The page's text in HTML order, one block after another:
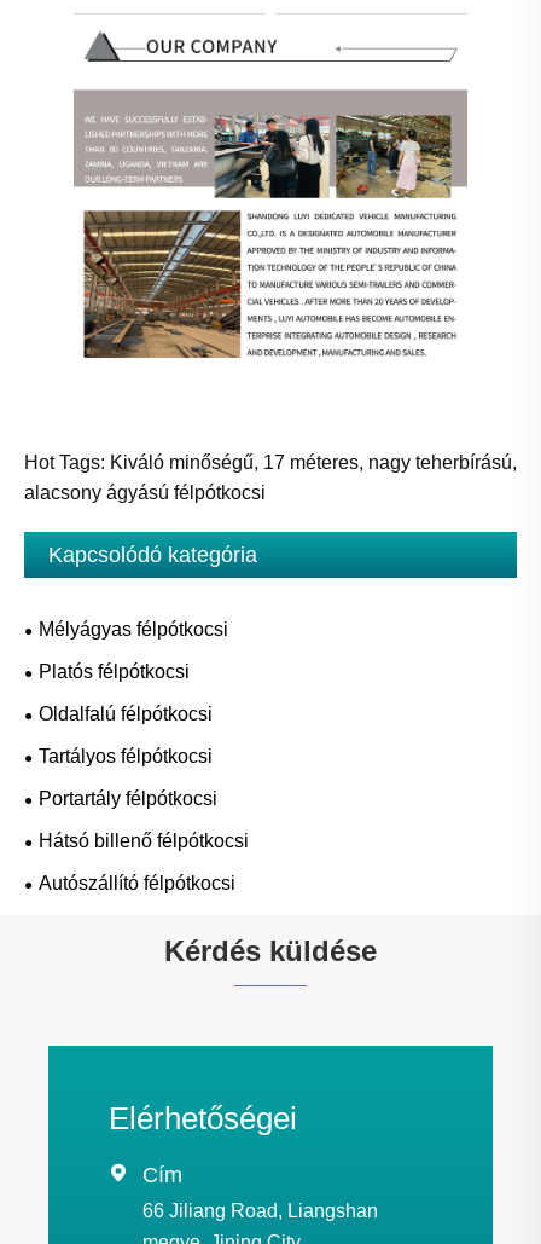
Hot Tags: Kiváló minőségű, 17 méteres, nagy teherbírású,
alacsony ágyású félpótkocsi
Kapcsolódó kategória
Mélyágyas félpótkocsi
Platós félpótkocsi
Oldalfalú félpótkocsi
Tartályos félpótkocsi
Portartály félpótkocsi
Hátsó billenő félpótkocsi
Autószállító félpótkocsi
Kérdés küldése
Elérhetőségei
 Cím
66 Jiliang Road, Liangshan